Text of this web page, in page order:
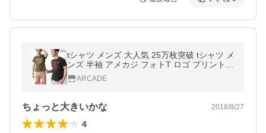
tシャツ メンズ 大人気 25万枚突破 tシャツ メ
ンズ 半袖 アメカジ フォトT ロゴ プリント
半袖tシャツ トップス カットソー/爆買
ARCADE
ちょっと大きいかな 2018/8/27
4